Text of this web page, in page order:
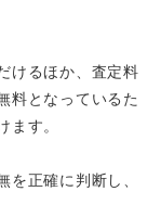
けるほか、査定料
料となっているた
ます。
正確に判断し、